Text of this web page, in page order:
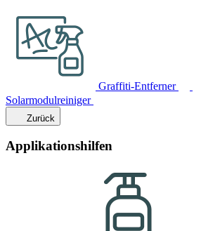
Graffiti-Entferner
Solarmodulreiniger
Zurück
Applikationshilfen